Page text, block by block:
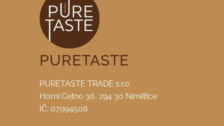
PURETASTE
PURETASTE TRADE s.r.o.
Horní Cetno 36, 294 30 Niměřice
IČ: 07994508